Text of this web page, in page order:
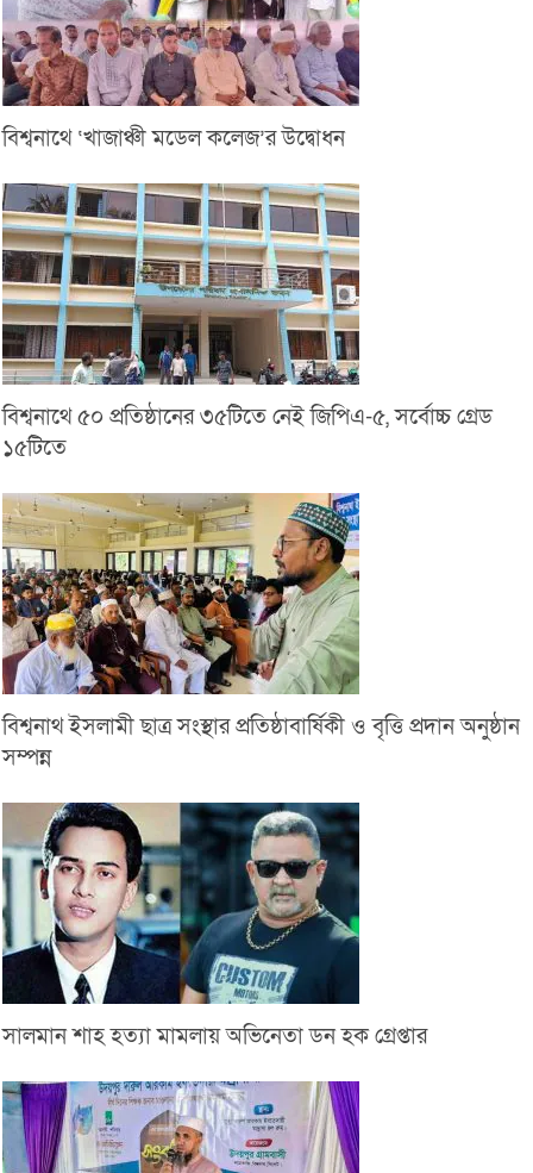
বিশ্বনাথে ‘খাজাঞ্চী মডেল কলেজ’র উদ্বোধন
বিশ্বনাথে ৫০ প্রতিষ্ঠানের ৩৫টিতে নেই জিপিএ-৫, সর্বোচ্চ গ্রেড
১৫টিতে
বিশ্বনাথ ইসলামী ছাত্র সংস্থার প্রতিষ্ঠাবার্ষিকী ও বৃত্তি প্রদান অনুষ্ঠান
সম্পন্ন
সালমান শাহ হত্যা মামলায় অভিনেতা ডন হক গ্রেপ্তার